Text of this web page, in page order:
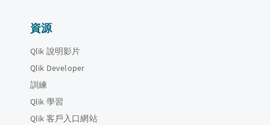
資源
Qlik 說明影片
Qlik Developer
訓練
Qlik 學習
Qlik 客戶入口網站